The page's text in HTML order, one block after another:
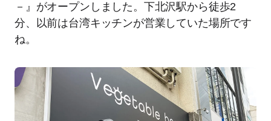
－』がオープンしました。下北沢駅から徒歩2
分、以前は台湾キッチンが営業していた場所です
ね。